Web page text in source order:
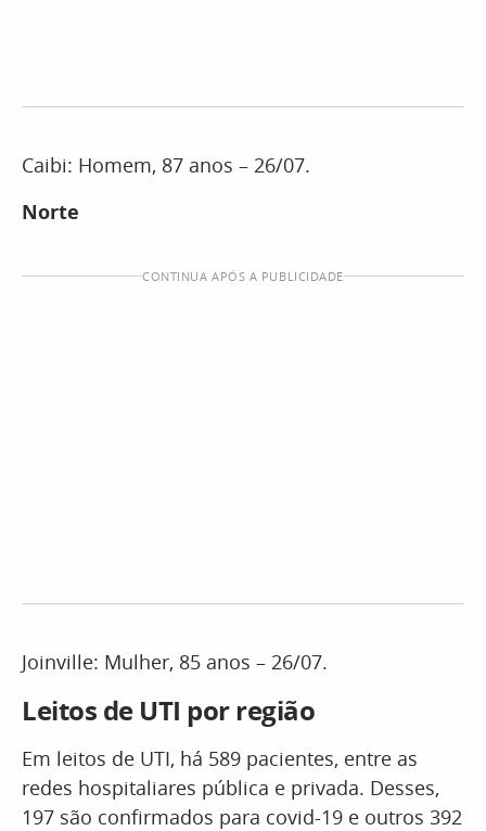
Caibi: Homem, 87 anos – 26/07.
Norte
CONTINUA APÓS A PUBLICIDADE
Joinville: Mulher, 85 anos – 26/07.
Leitos de UTI por região
Em leitos de UTI, há 589 pacientes, entre as
redes hospitaliares pública e privada. Desses,
197 são confirmados para covid-19 e outros 392